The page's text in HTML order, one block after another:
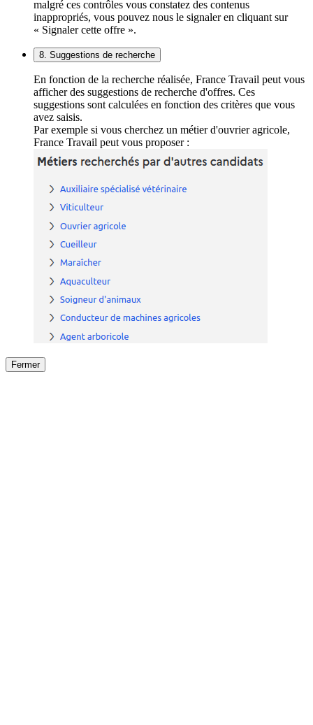
malgré ces contrôles vous constatez des contenus
inappropriés, vous pouvez nous le signaler en cliquant sur
« Signaler cette offre ».
8. Suggestions de recherche
En fonction de la recherche réalisée, France Travail peut vous
afficher des suggestions de recherche d'offres. Ces
suggestions sont calculées en fonction des critères que vous
avez saisis.
Par exemple si vous cherchez un métier d'ouvrier agricole,
France Travail peut vous proposer :
Fermer